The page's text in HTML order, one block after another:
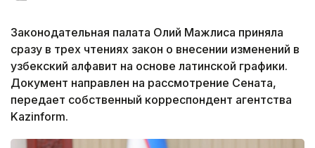
Законодательная палата Олий Мажлиса приняла
сразу в трех чтениях закон о внесении изменений в
узбекский алфавит на основе латинской графики.
Документ направлен на рассмотрение Сената,
передает собственный корреспондент агентства
Kazinform.